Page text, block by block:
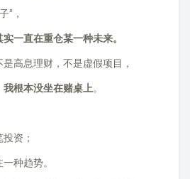
”，
一直在重仓某一种未来。
高息理财，不是虚假项目，
我根本没坐在赌桌上。
资；
种趋势。